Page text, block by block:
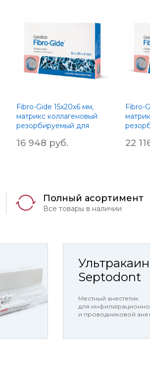
Fibro-Gide 15х20x6 мм,
матрикс коллагеновый
резорбируемый для
тканей
16 948 руб.
Fibro-
тканей
22
Полный асортимент
Все товары в наличии
Ультракаин
Septodont
Местный анестетик
для
и проводниковой